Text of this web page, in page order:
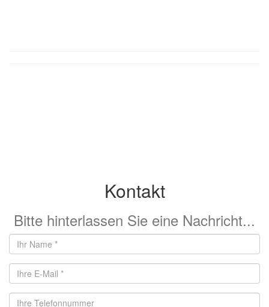
Kontakt
Bitte hinterlassen Sie eine Nachricht...